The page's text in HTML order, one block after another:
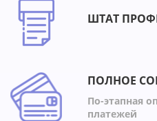
ШТАТ
ПОЛНОЕ
По-этапная
платежей